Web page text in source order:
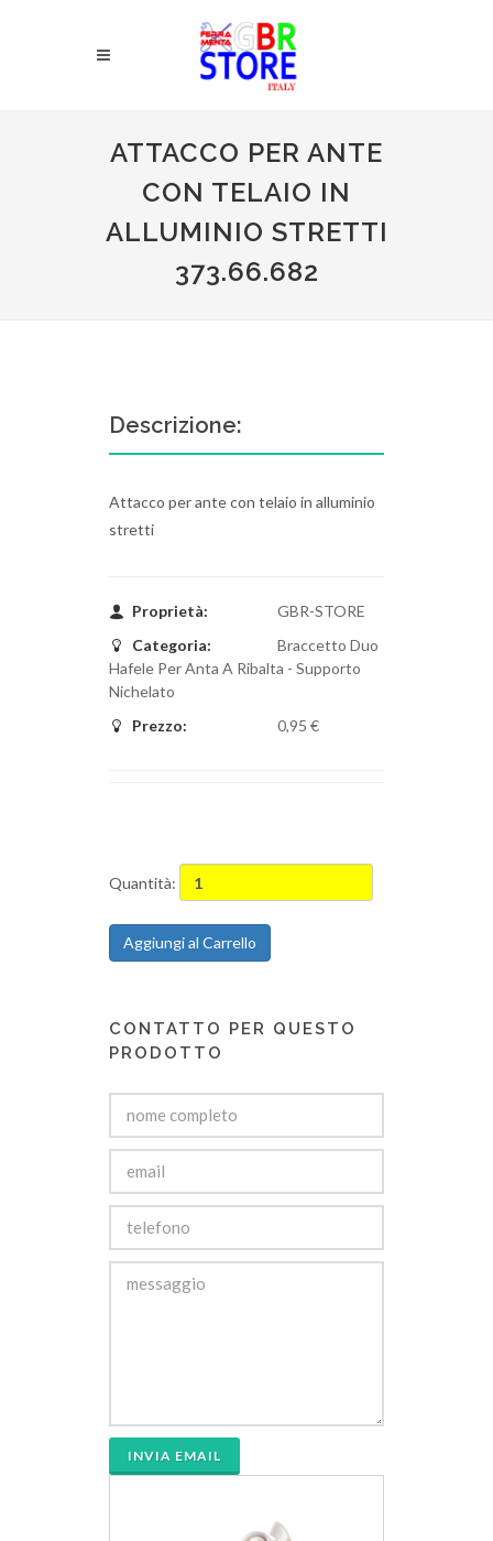
ATTACCO PER ANTE
CON TELAIO IN
ALLUMINIO STRETTI
373.66.682
Descrizione:
Attacco per ante con telaio in alluminio
stretti
Proprietà:
GBR-STORE
Categoria:
Braccetto Duo
Hafele Per Anta A Ribalta - Supporto
Nichelato
Prezzo:
0,95 €
Quantità:
Aggiungi al Carrello
CONTATTO PER QUESTO
PRODOTTO
INVIA EMAIL